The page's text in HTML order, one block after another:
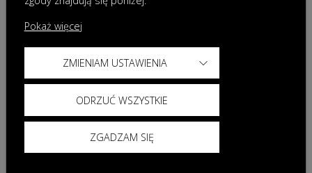
Administratorami danych osobowych podanych w powyższym formularzu są Omoda
Auto Poland sp. z o.o. z siedzibą w Warszawie oraz wybrany przez Państwa Dealer.
informacji dotyczących przetwarzania danych znajdą Państwo w
Informacje handlowe – zgoda na rzecz Omoda Auto
Poland sp. z o.o.
Pokaż więcej
ZMIENIAM USTAWIENIA
ODRZUĆ WSZYSTKIE
ZGADZAM SIĘ